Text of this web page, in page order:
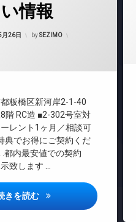
情報
26日 bySEZIMO
橋区新河岸2-1-40
RC造 ■2-302号室対
レント1ヶ月／相談可
典でお得にご契約くだ
.都内最安値での契約
致します …
きを読む コンフォリア高島平詳し